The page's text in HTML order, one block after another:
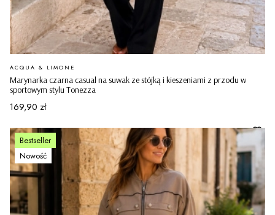
Marynarka czarna casual na suwak ze stójką i kieszeniami z przodu w
sportowym stylu Tonezza
PRODUCENT
ACQUA & LIMONE
Cena
169,90 zł
Bestseller
Nowość